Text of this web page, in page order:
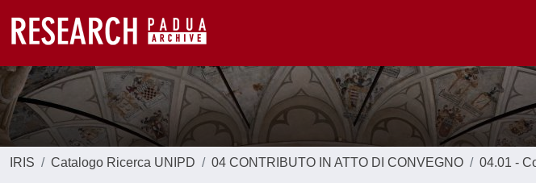
IRIS Catalogo Ricerca UNIPD 04 CONTRIBUTO IN ATTO DI CONVEGNO 04.01 -